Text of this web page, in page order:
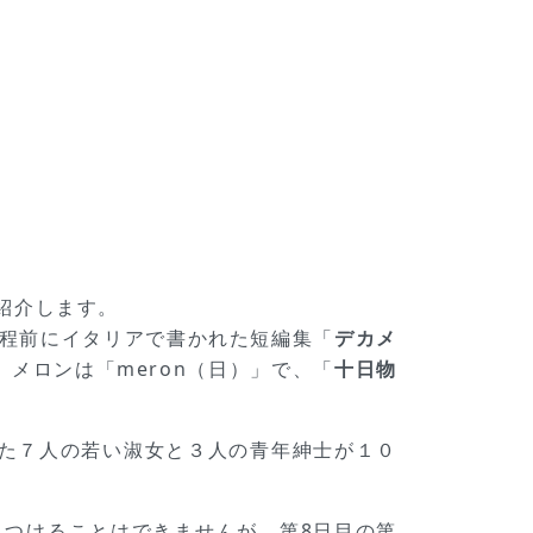
します。
にイタリアで書かれた短編集「デカメ
メロンは「meron（日）」で、「十日物
７人の若い淑女と３人の青年紳士が１０